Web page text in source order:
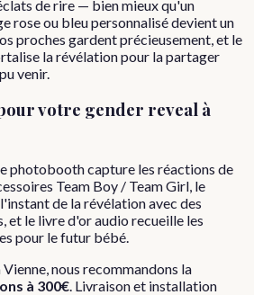
de rire — bien mieux qu'un
rose ou bleu personnalisé devient un
proches gardent précieusement, et le
la révélation pour la partager
venir.
votre gender reveal à
photobooth capture les réactions de
Team Boy / Team Girl, le
de la révélation avec des
et le livre d'or audio recueille les
pour le futur bébé.
Vienne, nous recommandons la
à 300€. Livraison et installation